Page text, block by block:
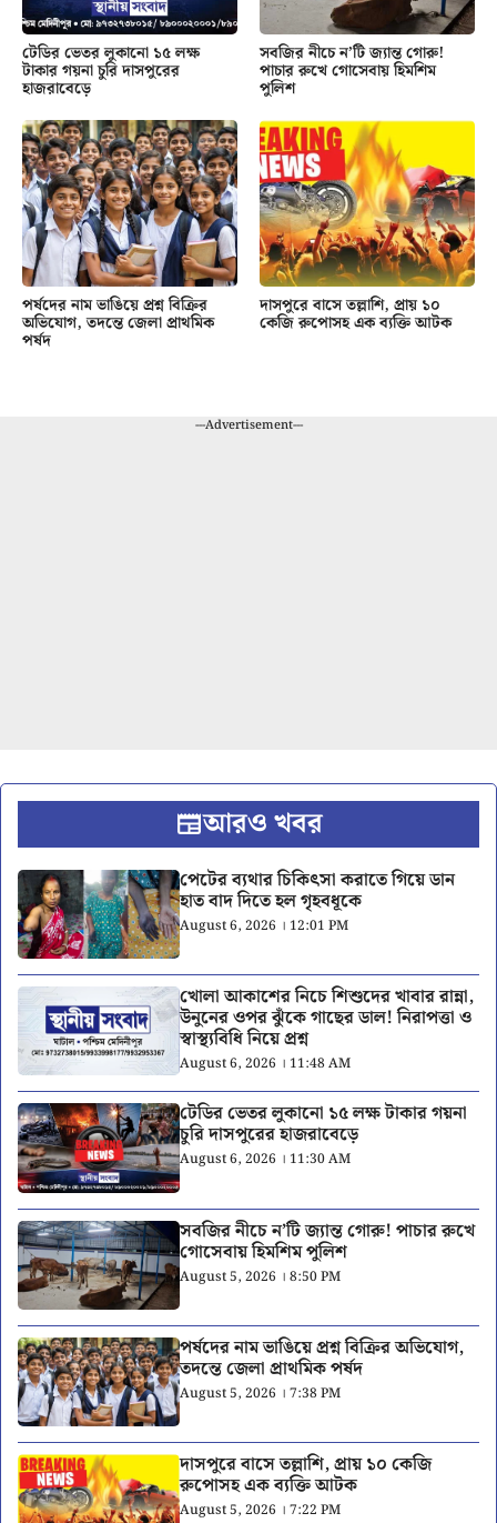
টেডির ভেতর লুকানো ১৫ লক্ষ
টাকার গয়না চুরি দাসপুরের
হাজরাবেড়ে
সবজির নীচে ন’টি জ্যান্ত গোরু!
পাচার রুখে গোসেবায় হিমশিম
পুলিশ
পর্ষদের নাম ভাঙিয়ে প্রশ্ন বিক্রির
অভিযোগ, তদন্তে জেলা প্রাথমিক
পর্ষদ
দাসপুরে বাসে তল্লাশি, প্রায় ১০
কেজি রুপোসহ এক ব্যক্তি আটক
---Advertisement---
আরও খবর
পেটের ব্যথার চিকিৎসা করাতে গিয়ে ডান
হাত বাদ দিতে হল গৃহবধূকে
August 6, 2026 । 12:01 PM
খোলা আকাশের নিচে শিশুদের খাবার রান্না,
উনুনের ওপর ঝুঁকে গাছের ডাল! নিরাপত্তা ও
স্বাস্থ্যবিধি নিয়ে প্রশ্ন
August 6, 2026 । 11:48 AM
টেডির ভেতর লুকানো ১৫ লক্ষ টাকার গয়না
চুরি দাসপুরের হাজরাবেড়ে
August 6, 2026 । 11:30 AM
সবজির নীচে ন’টি জ্যান্ত গোরু! পাচার রুখে
গোসেবায় হিমশিম পুলিশ
August 5, 2026 । 8:50 PM
পর্ষদের নাম ভাঙিয়ে প্রশ্ন বিক্রির অভিযোগ,
তদন্তে জেলা প্রাথমিক পর্ষদ
August 5, 2026 । 7:38 PM
দাসপুরে বাসে তল্লাশি, প্রায় ১০ কেজি
রুপোসহ এক ব্যক্তি আটক
August 5, 2026 । 7:22 PM